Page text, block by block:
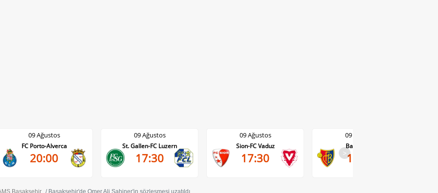
09 Ağustos
FC Porto-Alverca
20:00
09 Ağustos
St. Gallen-FC Luzern
17:30
09 Ağustos
Sion-FC Vaduz
17:30
09 Ağustos
Basel-Thun
17:30
>
Başakşehir Başakşehir'de Ömer Ali Şahiner'in sözleşmesi uzatıldı